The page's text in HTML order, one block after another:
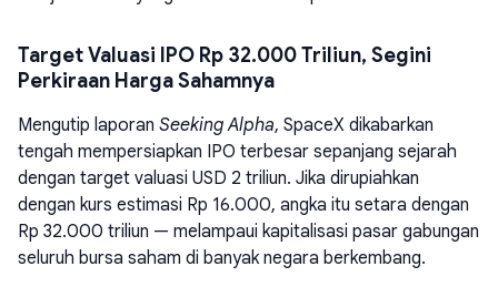
Target Valuasi IPO Rp 32.000 Triliun, Segini
Perkiraan Harga Sahamnya
Mengutip laporan Seeking Alpha, SpaceX dikabarkan
tengah mempersiapkan IPO terbesar sepanjang sejarah
dengan target valuasi USD 2 triliun. Jika dirupiahkan
dengan kurs estimasi Rp 16.000, angka itu setara dengan
Rp 32.000 triliun — melampaui kapitalisasi pasar gabungan
seluruh bursa saham di banyak negara berkembang.